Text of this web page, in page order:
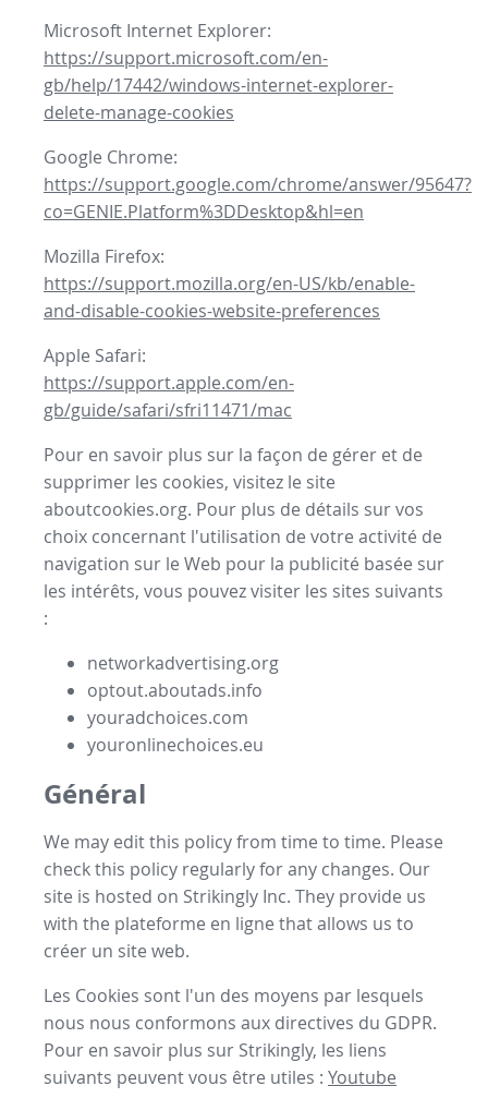
Microsoft Internet Explorer:
https://support.microsoft.com/en-
gb/help/17442/windows-internet-explorer-
delete-manage-cookies
Google Chrome:
https://support.google.com/chrome/answer/95647?
co=GENIE.Platform%3DDesktop&hl=en
Mozilla Firefox:
https://support.mozilla.org/en-US/kb/enable-
and-disable-cookies-website-preferences
Apple Safari:
https://support.apple.com/en-
gb/guide/safari/sfri11471/mac
Pour en savoir plus sur la façon de gérer et de
supprimer les cookies, visitez le site
aboutcookies.org. Pour plus de détails sur vos
choix concernant l'utilisation de votre activité de
navigation sur le Web pour la publicité basée sur
les intérêts, vous pouvez visiter les sites suivants
:
networkadvertising.org
optout.aboutads.info
youradchoices.com
youronlinechoices.eu
Général
We may edit this policy from time to time. Please
check this policy regularly for any changes. Our
site is hosted on Strikingly Inc. They provide us
with the plateforme en ligne that allows us to
créer un site web.
Les Cookies sont l'un des moyens par lesquels
nous nous conformons aux directives du GDPR.
Pour en savoir plus sur Strikingly, les liens
suivants peuvent vous être utiles : Youtube